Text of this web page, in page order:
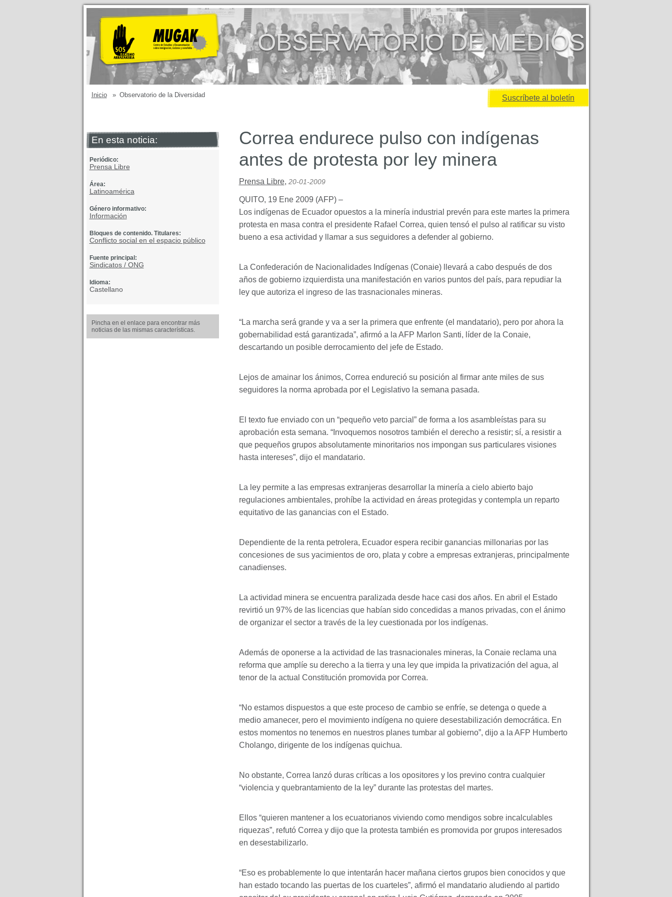
OBSERVATORIO DE MEDIOS
Inicio » Observatorio de la Diversidad Suscríbete al boletín
En esta noticia:
Periódico:
Prensa Libre
Área:
Latinoamérica
Género informativo:
Información
Bloques de contenido. Titulares:
Conflicto social en el espacio público
Fuente principal:
Sindicatos / ONG
Idioma:
Castellano
Pincha en el enlace para encontrar más
noticias de las mismas características.
Correa endurece pulso con indígenas
antes de protesta por ley minera
Prensa Libre, 20-01-2009
QUITO, 19 Ene 2009 (AFP) –
Los indígenas de Ecuador opuestos a la minería industrial prevén para este martes la primera
protesta en masa contra el presidente Rafael Correa, quien tensó el pulso al ratificar su visto
bueno a esa actividad y llamar a sus seguidores a defender al gobierno.
La Confederación de Nacionalidades Indígenas (Conaie) llevará a cabo después de dos
años de gobierno izquierdista una manifestación en varios puntos del país, para repudiar la
ley que autoriza el ingreso de las trasnacionales mineras.
“La marcha será grande y va a ser la primera que enfrente (el mandatario), pero por ahora la
gobernabilidad está garantizada”, afirmó a la AFP Marlon Santi, líder de la Conaie,
descartando un posible derrocamiento del jefe de Estado.
Lejos de amainar los ánimos, Correa endureció su posición al firmar ante miles de sus
seguidores la norma aprobada por el Legislativo la semana pasada.
El texto fue enviado con un “pequeño veto parcial” de forma a los asambleístas para su
aprobación esta semana. “Invoquemos nosotros también el derecho a resistir; sí, a resistir a
que pequeños grupos absolutamente minoritarios nos impongan sus particulares visiones
hasta intereses”, dijo el mandatario.
La ley permite a las empresas extranjeras desarrollar la minería a cielo abierto bajo
regulaciones ambientales, prohíbe la actividad en áreas protegidas y contempla un reparto
equitativo de las ganancias con el Estado.
Dependiente de la renta petrolera, Ecuador espera recibir ganancias millonarias por las
concesiones de sus yacimientos de oro, plata y cobre a empresas extranjeras, principalmente
canadienses.
La actividad minera se encuentra paralizada desde hace casi dos años. En abril el Estado
revirtió un 97% de las licencias que habían sido concedidas a manos privadas, con el ánimo
de organizar el sector a través de la ley cuestionada por los indígenas.
Además de oponerse a la actividad de las trasnacionales mineras, la Conaie reclama una
reforma que amplíe su derecho a la tierra y una ley que impida la privatización del agua, al
tenor de la actual Constitución promovida por Correa.
“No estamos dispuestos a que este proceso de cambio se enfríe, se detenga o quede a
medio amanecer, pero el movimiento indígena no quiere desestabilización democrática. En
estos momentos no tenemos en nuestros planes tumbar al gobierno”, dijo a la AFP Humberto
Cholango, dirigente de los indígenas quichua.
No obstante, Correa lanzó duras críticas a los opositores y los previno contra cualquier
“violencia y quebrantamiento de la ley” durante las protestas del martes.
Ellos “quieren mantener a los ecuatorianos viviendo como mendigos sobre incalculables
riquezas”, refutó Correa y dijo que la protesta también es promovida por grupos interesados
en desestabilizarlo.
“Eso es probablemente lo que intentarán hacer mañana ciertos grupos bien conocidos y que
han estado tocando las puertas de los cuarteles”, afirmó el mandatario aludiendo al partido